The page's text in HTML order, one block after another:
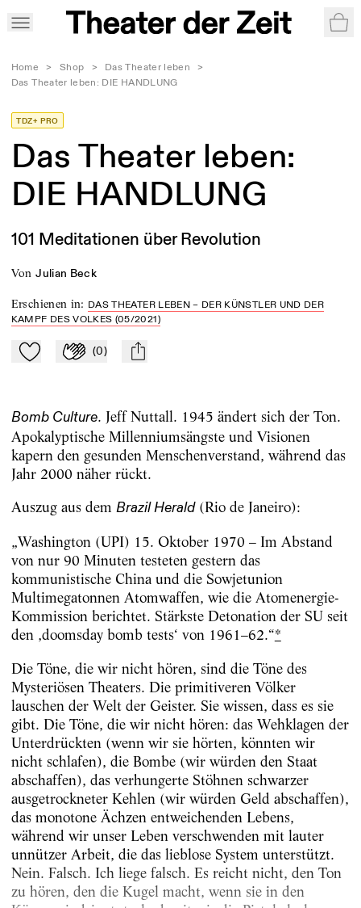
Home > Shop > Das Theater leben
>
Das Theater leben: DIE HANDLUNG
TDZ+ PRO
Das Theater leben:
DIE HANDLUNG
101 Meditationen über Revolution
von Julian Beck
Erschienen in: DAS THEATER LEBEN – DER KÜNSTLER UND DER
KAMPF DES VOLKES (05/2021)
Zu Mein-TdZ hinzufügen
Applaudieren
(0) mail
Bomb Culture. Jeff Nuttall. 1945 ändert sich der Ton.
Apokalyptische Millenniumsängste und Visionen
kapern den gesunden Menschenverstand, während das
Jahr 2000 näher rückt.
Auszug aus dem Brazil Herald(Rio de Janeiro):
„Washington (UPI) 15. Oktober 1970 – Im Abstand
von nur 90 Minuten testeten gestern das
kommunistische China und die Sowjetunion
Multimegatonnen Atomwaffen, wie die Atomenergie-
Kommission berichtet. Stärkste Detonation der SU seit
den ‚doomsday bomb tests‘ von 1961–62.“*
Die Töne, die wir nicht hören, sind die Töne des
Mysteriösen Theaters. Die primitiveren Völker
lauschen der Welt der Geister. Sie wissen, dass es sie
gibt. Die Töne, die wir nicht hören: das Wehklagen der
Unterdrückten (wenn wir sie hörten, könnten wir
nicht schlafen), die Bombe (wir würden den Staat
abschaffen), das verhungerte Stöhnen schwarzer
ausgetrockneter Kehlen (wir würden Geld abschaffen),
das monotone Ächzen entweichenden Lebens,
während wir unser Leben verschwenden mit lauter
unnützer Arbeit, die das lieblose System unterstützt.
Nein. Falsch. Ich liege falsch. Es reicht nicht, den Ton
zu hören, den die Kugel macht, wenn sie in den